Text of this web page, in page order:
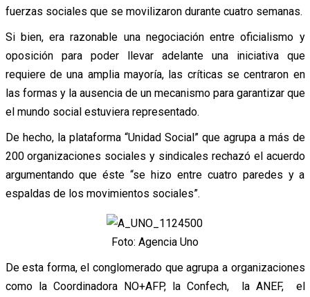
fuerzas sociales que se movilizaron durante cuatro semanas.
Si bien, era razonable una negociación entre oficialismo y
oposición para poder llevar adelante una iniciativa que
requiere de una amplia mayoría, las críticas se centraron en
las formas y la ausencia de un mecanismo para garantizar que
el mundo social estuviera representado.
De hecho, la plataforma “Unidad Social” que agrupa a más de
200 organizaciones sociales y sindicales rechazó el acuerdo
argumentando que éste “se hizo entre cuatro paredes y a
espaldas de los movimientos sociales”.
Foto: Agencia Uno
De esta forma, el conglomerado que agrupa a organizaciones
como la Coordinadora NO+AFP, la Confech, la ANEF, el